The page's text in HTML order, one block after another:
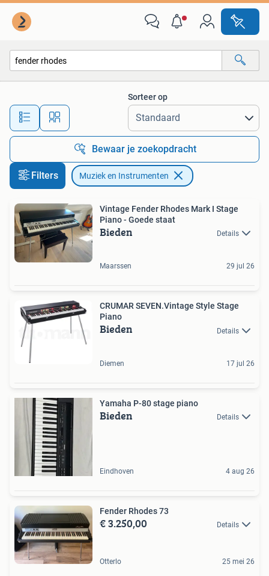
Alle afstanden…
Sorteer op
Bewaar je zoekopdracht
Filters Muziek en Instrumenten
Vintage Fender Rhodes Mark I Stage
Piano - Goede staat
Bieden Details
Maarssen 29 jul 26
CRUMAR SEVEN.Vintage Style Stage
Piano
Bieden Details
Diemen 17 jul 26
Yamaha P-80 stage piano
Bieden Details
Eindhoven 4 aug 26
Fender Rhodes 73
€ 3.250,00 Details
Otterlo 25 mei 26